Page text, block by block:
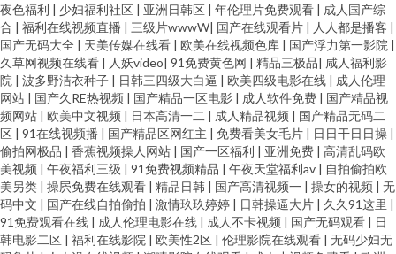
夜色福利 | 少妇福利社区 | 亚洲日韩区 | 年伦理片免费观看 | 成人国产综
合 | 福利在线视频直播 | 三级片wwwW| 国产在线观看片 | 人人都是播客 |
国产无码大全 | 天美传媒在线看 | 欧美在线视频色库 | 国产浮力第一影院 |
久草网视频在线看 | 人妖video| 91免费黄色网 | 精品三极品| 咸人福利影
院 | 波多野洁衣种子 | 日韩三四级大白逼 | 欧美四级电影在线 | 成人伦理
网站 | 国产久RE热视频 | 国产精品一区电影 | 成人软件免费 | 国产精品视
频网站 | 欧美中文视频 | 日本高清一二 | 成人精品视频 | 国产精品无码二
区 | 91在线视频播 | 国产精品区网红主 | 免费看美女毛片 | 日日干日日操 |
偷拍网极品 | 香蕉视频操人网站 | 国产一区福利 | 亚洲免费 | 高清乱码欧
美视频 | 午夜福利三级 | 91免费视频精品 | 午夜天堂福利av | 自拍偷拍欧
美另类 | 操屄免费在线观看 | 精品日韩 | 国产高清视频一 | 操女的视频 | 无
码中文 | 国产在线自拍偷拍 | 激情玖玖婷婷 | 日韩操逼大片 | 久久91这里 |
91免费观看在线 | 成人伦理电影在线 | 成人不卡视频 | 国产无码观看 | 日
韩电影二区 | 福利在线影院 | 欧美性2区 | 伦理影院在线观看 | 无码少妇无